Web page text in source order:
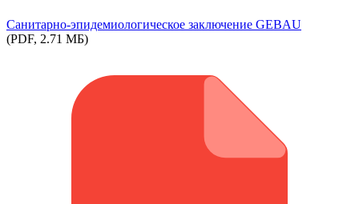
Cанитарно-эпидемиологическое заключение GEBAU
(PDF, 2.71 МБ)